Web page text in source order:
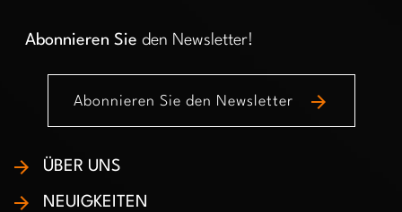
Abonnieren Sie den Newsletter!
Abonnieren Sie den Newsletter arrow_forward
ÜBER UNS
NEUIGKEITEN